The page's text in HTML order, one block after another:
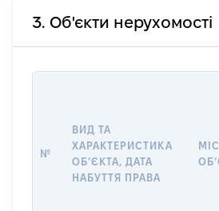
3. Об'єкти нерухомості
№
ВИД ТА
ХАРАКТЕРИСТИКА
ОБʼЄКТА, ДАТА
НАБУТТЯ ПРАВА